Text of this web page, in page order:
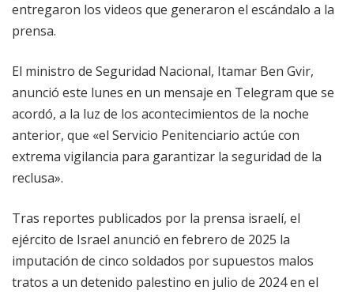
entregaron los videos que generaron el escándalo a la
prensa.
El ministro de Seguridad Nacional, Itamar Ben Gvir,
anunció este lunes en un mensaje en Telegram que se
acordó, a la luz de los acontecimientos de la noche
anterior, que «el Servicio Penitenciario actúe con
extrema vigilancia para garantizar la seguridad de la
reclusa».
Tras reportes publicados por la prensa israelí, el
ejército de Israel anunció en febrero de 2025 la
imputación de cinco soldados por supuestos malos
tratos a un detenido palestino en julio de 2024 en el